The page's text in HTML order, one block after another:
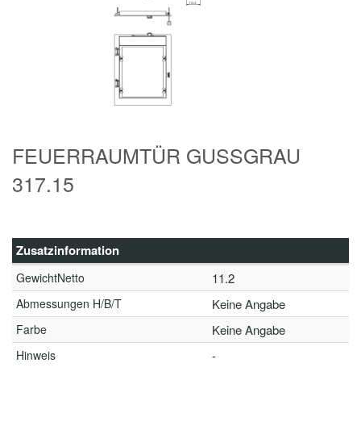
FEUERRAUMTÜR GUSSGRAU
317.15
Zusatzinformation
GewichtNetto 11.2
Abmessungen H/B/T Keine Angabe
Farbe Keine Angabe
Hinweis -